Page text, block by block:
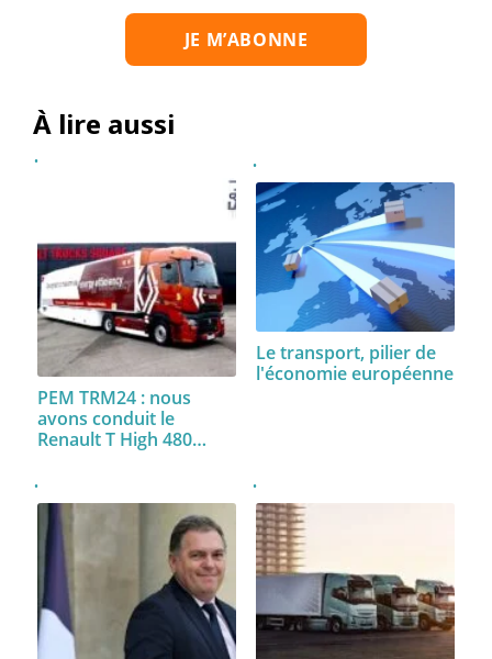
À lire aussi
PEM TRM24 : nous
avons conduit le
Renault T High 480…
Le transport, pilier de
l'économie européenne